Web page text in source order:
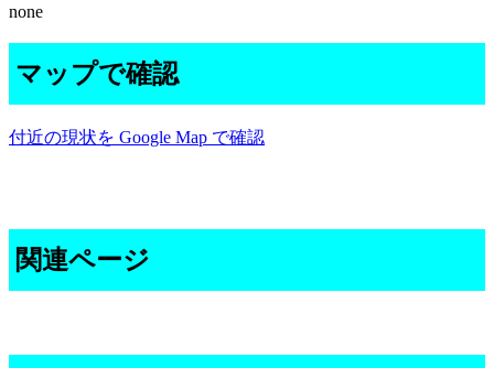
none
マップで確認
付近の現状を Google Map で確認
関連ページ